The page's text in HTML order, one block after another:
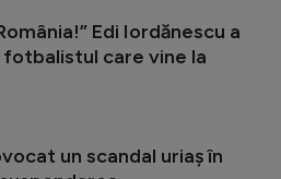
Edi Iordănescu a
care vine la
un scandal uriaș în